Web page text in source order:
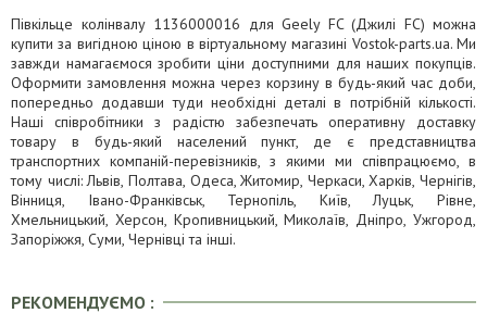
Півкільце колінвалу 1136000016 для Geely FC (Джилі FC) можна
купити за вигідною ціною в віртуальному магазині Vostok-parts.ua. Ми
завжди намагаємося зробити ціни доступними для наших покупців.
Оформити замовлення можна через корзину в будь-який час доби,
попередньо додавши туди необхідні деталі в потрібній кількості.
Наші співробітники з радістю забезпечать оперативну доставку
товару в будь-який населений пункт, де є представництва
транспортних компаній-перевізників, з якими ми співпрацюємо, в
тому числі: Львів, Полтава, Одеса, Житомир, Черкаси, Харків, Чернігів,
Вінниця, Івано-Франківськ, Тернопіль, Київ, Луцьк, Рівне,
Хмельницький, Херсон, Кропивницький, Миколаїв, Дніпро, Ужгород,
Запоріжжя, Суми, Чернівці та інші.
РЕКОМЕНДУЄМО :